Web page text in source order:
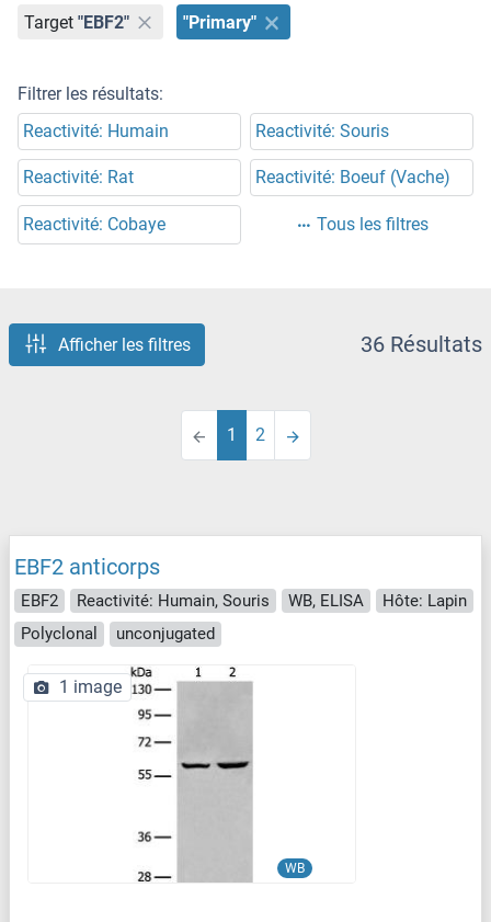
Target "EBF2" "Primary"
Filtrer les résultats:
Reactivité: Humain
Reactivité: Souris
Reactivité: Rat Reactivité: Boeuf (Vache)
Reactivité: Cobaye Tous les filtres
Afficher les filtres 36 Résultats
1 2
EBF2 anticorps
EBF2 Reactivité: Humain, Souris WB, ELISA
Hôte: Lapin
Polyclonal
unconjugated
WB
1 image